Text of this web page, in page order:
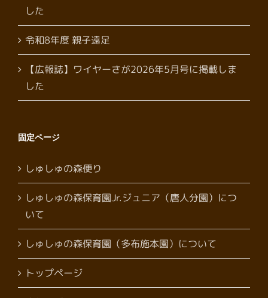
した
令和8年度 親子遠足
【広報誌】ワイヤーさが2026年5月号に掲載しま
した
固定ページ
しゅしゅの森便り
しゅしゅの森保育園Jr.ジュニア（唐人分園）につ
いて
しゅしゅの森保育園（多布施本園）について
トップページ